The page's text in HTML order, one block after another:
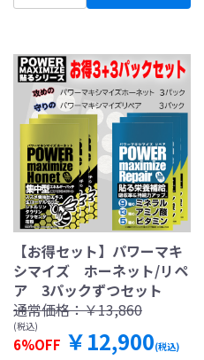
【お得セット】パワーマキ
シマイズ ホーネット/リペ
ア 3パックずつセット
通常価格：￥13,860
(税込)
6%OFF ￥12,900(税込)